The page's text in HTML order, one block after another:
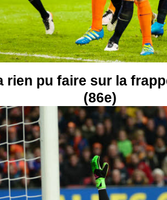
rien pu faire sur la
(86e)